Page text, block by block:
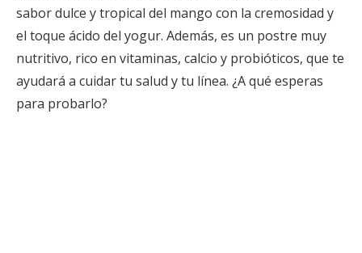
sabor dulce y tropical del mango con la cremosidad y
el toque ácido del yogur. Además, es un postre muy
nutritivo, rico en vitaminas, calcio y probióticos, que te
ayudará a cuidar tu salud y tu línea. ¿A qué esperas
para probarlo?